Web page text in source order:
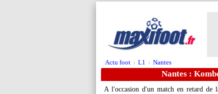
Actu foot > L1 > Nantes
Nantes :
A l'occasion d'un match en retard de